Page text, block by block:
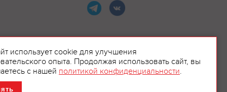
использует cookie для улучшения
опыта. Продолжая использовать сайт, вы
с нашей политикой конфиденциальности.